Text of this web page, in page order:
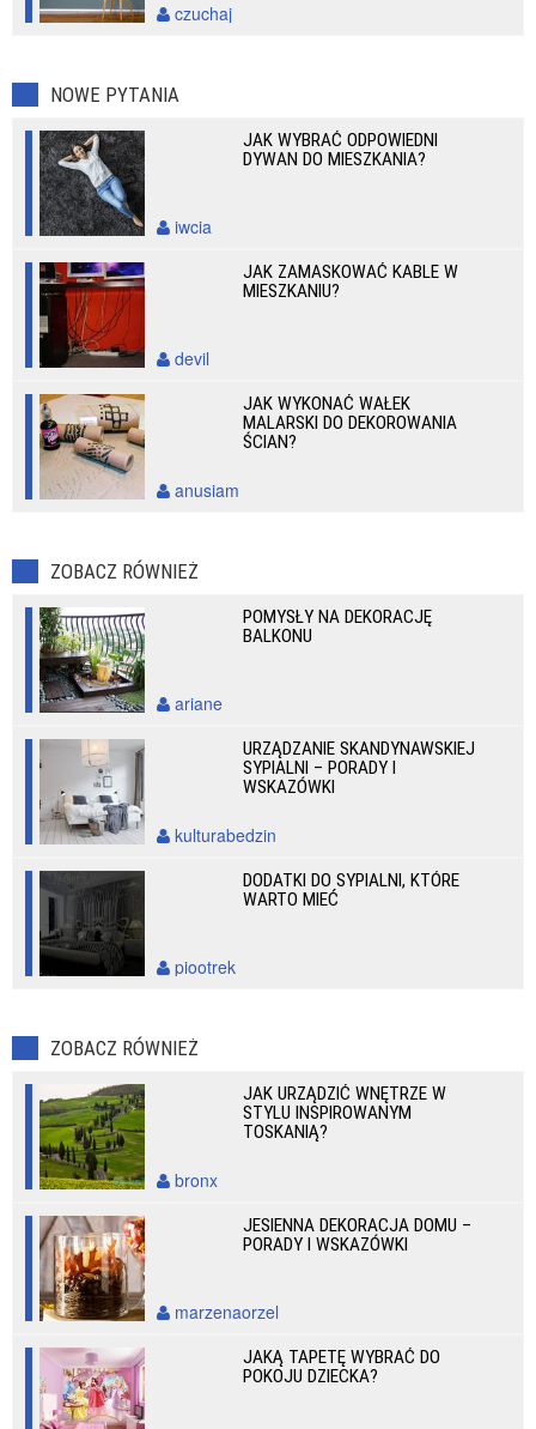
czuchaj
NOWE PYTANIA
JAK WYBRAĆ ODPOWIEDNI
DYWAN DO MIESZKANIA?
iwcia
JAK ZAMASKOWAĆ KABLE W
MIESZKANIU?
devil
JAK WYKONAĆ WAŁEK
MALARSKI DO DEKOROWANIA
ŚCIAN?
anusiam
ZOBACZ RÓWNIEŻ
POMYSŁY NA DEKORACJĘ
BALKONU
ariane
URZĄDZANIE SKANDYNAWSKIEJ
SYPIALNI – PORADY I
WSKAZÓWKI
kulturabedzin
DODATKI DO SYPIALNI, KTÓRE
WARTO MIEĆ
piootrek
ZOBACZ RÓWNIEŻ
JAK URZĄDZIĆ WNĘTRZE W
STYLU INSPIROWANYM
TOSKANIĄ?
bronx
JESIENNA DEKORACJA DOMU –
PORADY I WSKAZÓWKI
marzenaorzel
JAKĄ TAPETĘ WYBRAĆ DO
POKOJU DZIECKA?